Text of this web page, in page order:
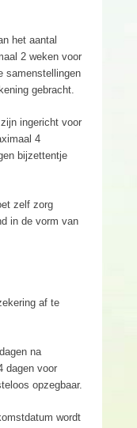
het aantal
2 weken voor
samenstellingen
gebracht.
ingericht voor
4
bijzettentje
zelf zorg
in de vorm van
af te
na
dagen voor
opzegbaar.
wordt